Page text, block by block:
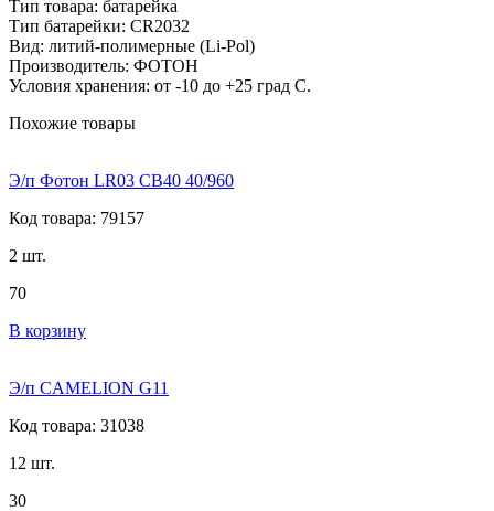
Тип товара: батарейка
Тип батарейки: CR2032
Вид: литий-полимерные (Li-Pol)
Производитель: ФОТОН
Условия хранения: от -10 до +25 град С.
Похожие товары
Э/п Фотон LR03 СВ40 40/960
Код товара: 79157
2 шт.
70
В корзину
Э/п CAMELION G11
Код товара: 31038
12 шт.
30